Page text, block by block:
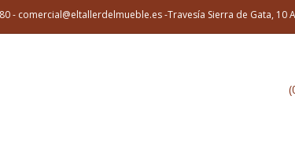
- comercial@eltallerdelmueble.es -Travesía Sierra de Gata, 10